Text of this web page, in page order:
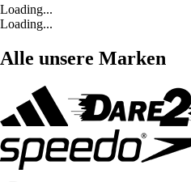
Loading...
Loading...
Alle unsere Marken